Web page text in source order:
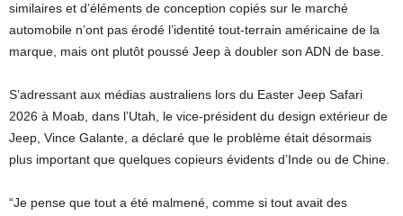
similaires et d’éléments de conception copiés sur le marché
automobile n’ont pas érodé l’identité tout-terrain américaine de la
marque, mais ont plutôt poussé Jeep à doubler son ADN de base.
S’adressant aux médias australiens lors du Easter Jeep Safari
2026 à Moab, dans l’Utah, le vice-président du design extérieur de
Jeep, Vince Galante, a déclaré que le problème était désormais
plus important que quelques copieurs évidents d’Inde ou de Chine.
“Je pense que tout a été malmené, comme si tout avait des